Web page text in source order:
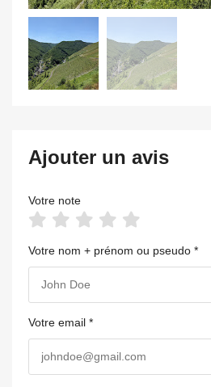
Ajouter un avis
Votre note
Votre nom + prénom ou pseudo *
Votre email *